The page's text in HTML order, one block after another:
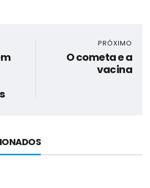
PRÓXIMO
O cometa e a
vacina